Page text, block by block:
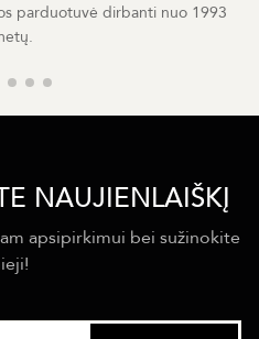
parduotuvė dirbanti nuo 1993
NAUJIENLAIŠKĮ
apsipirkimui bei sužinokite